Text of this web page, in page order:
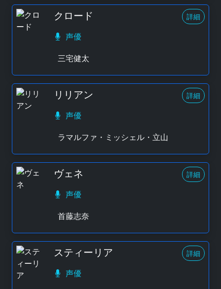
クロード 詳細
声優
三宅健太
リリアン 詳細
声優
ラマルファ・ミッシェル・立山
ヴェネ 詳細
声優
首藤志奈
スティーリア 詳細
声優